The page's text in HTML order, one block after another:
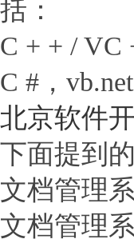
括：
C + + / VC
C #，
北京软件
下面提到
文档管理
文档管理